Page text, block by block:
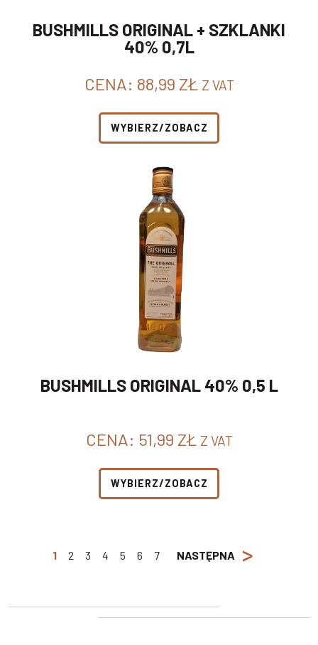
BUSHMILLS ORIGINAL + SZKLANKI
40% 0,7L
CENA: 88,99 ZŁ Z VAT
WYBIERZ/ZOBACZ
BUSHMILLS ORIGINAL 40% 0,5 L
CENA: 51,99 ZŁ Z VAT
WYBIERZ/ZOBACZ
1 2 3 4 5 6 7 NASTĘPNA >